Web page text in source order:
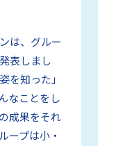
は、グルー
表しまし
を知った」
なことをし
成果をそれ
ープは小・